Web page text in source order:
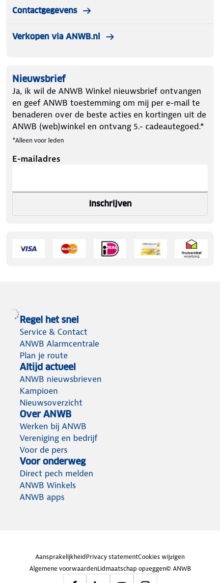
Contactgegevens
Verkopen via ANWB.nl
Nieuwsbrief
Ja, ik wil de ANWB Winkel nieuwsbrief ontvangen
en geef ANWB toestemming om mij per e-mail te
benaderen over de beste acties en kortingen uit de
ANWB (web)winkel en ontvang 5.- cadeautegoed.*
*Alleen voor leden
E-mailadres
Inschrijven
Regel het snel
Service & Contact
ANWB Alarmcentrale
Plan je route
Altijd actueel
ANWB nieuwsbrieven
Kampioen
Nieuwsoverzicht
Over ANWB
Werken bij ANWB
Vereniging en bedrijf
Voor de pers
Voor onderweg
Direct pech melden
ANWB Winkels
ANWB apps
AansprakelijkheidPrivacy statementCookies wijzigen
Algemene voorwaardenLidmaatschap opzeggen© ANWB